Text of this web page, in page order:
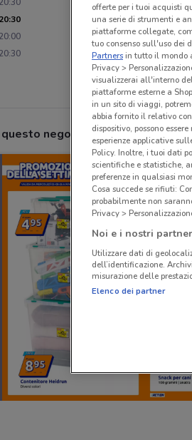
negozio
offerte per i tuoi acquisti
una serie di strumenti e
piattaforme collegate,
tuo consenso sull'uso dei
Partnersin tutto il mondo
Privacy >
visualizzerai all'interno
piattaforme esterne a
in un sito di viaggi,
abbia fornito il relativo
dispositivo, possono
esperienze applicative
Policy. Inoltre, i tuoi dati
scientifiche e statistiche,
preferenze in qualsiasi
Cosa succede se rifiuti:
probabilmente non
Privacy >
Noi e i nostri
Utilizzare dati di
dell’identificazione.
misurazione delle
Elenco dei partner